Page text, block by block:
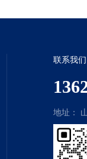
联系我们
地址：